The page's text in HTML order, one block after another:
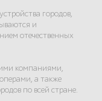
городов,
и
отечественных
компаниями,
а также
по всей стране.